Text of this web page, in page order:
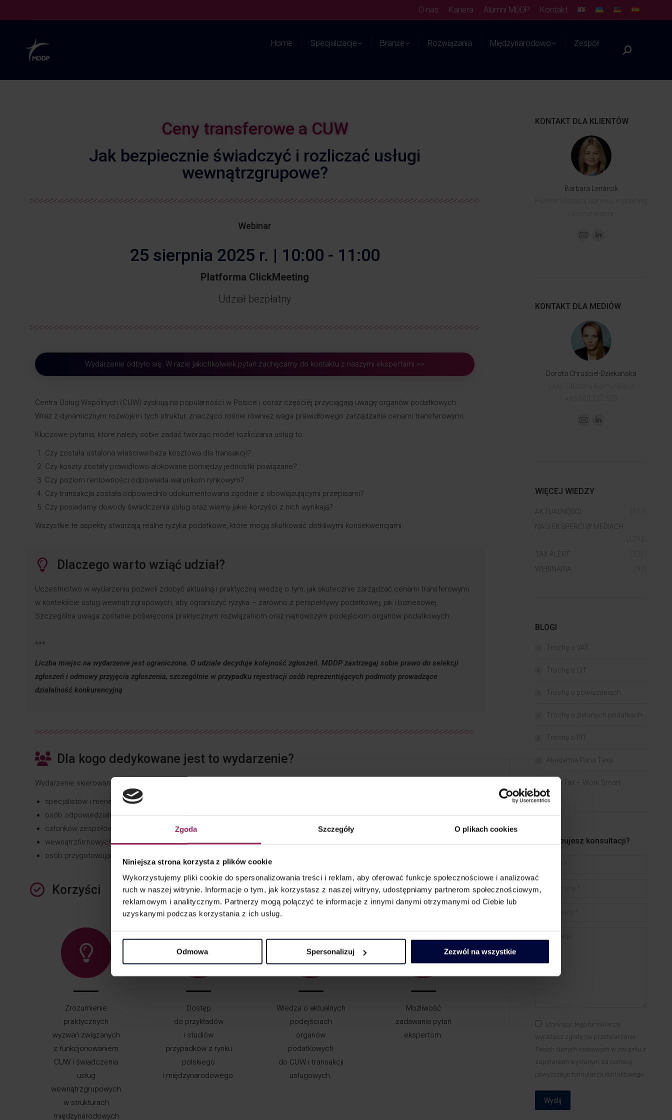
Zgoda Szczegóły O plikach cookies
Niniejsza strona korzysta z plików cookie
Wykorzystujemy pliki cookie do spersonalizowania treści i reklam, aby oferować funkcje społecznościowe i analizować
ruch w naszej witrynie. Informacje o tym, jak korzystasz z naszej witryny, udostępniamy partnerom społecznościowym,
reklamowym i analitycznym. Partnerzy mogą połączyć te informacje z innymi danymi otrzymanymi od Ciebie lub
uzyskanymi podczas korzystania z ich usług.
Odmowa Spersonalizuj Zezwól na wszystkie
O nas Kariera Alumni MDDP Kontakt
Home Specjalizacje Branże Rozwiązania Międzynarodowo Zespół
Ceny transferowe a CUW
Jak bezpiecznie świadczyć i rozliczać usługi
wewnątrzgrupowe?
Webinar
25 sierpnia 2025 r. | 10:00 - 11:00
Platforma ClickMeeting
Udział bezpłatny
Wydarzenie odbyło się. W razie jakichkolwiek pytań zachęcamy do kontaktu z naszymi ekspertami >>
Centra Usług Wspólnych (CUW) zyskują na popularności w Polsce i coraz częściej przyciągają uwagę organów podatkowych.
Wraz z dynamicznym rozwojem tych struktur, znacząco rośnie również waga prawidłowego zarządzania cenami transferowymi.
Kluczowe pytania, które należy sobie zadać tworząc model rozliczania usług to:
Czy została ustalona właściwa baza kosztowa dla transakcji?
Czy koszty zostały prawidłowo alokowane pomiędzy jednostki powiązane?
Czy poziom rentowności odpowiada warunkom rynkowym?
Czy transakcja została odpowiednio udokumentowana zgodnie z obowiązującymi przepisami?
Czy posiadamy dowody świadczenia usług oraz wiemy jakie korzyści z nich wynikają?
Wszystkie te aspekty stwarzają realne ryzyka podatkowe, które mogą skutkować dotkliwymi konsekwencjami.
Dlaczego warto wziąć udział?
Uczestnictwo w wydarzeniu pozwoli zdobyć aktualną i praktyczną wiedzę o tym, jak skutecznie zarządzać cenami transferowymi
w kontekście usług wewnątrzgrupowych, aby ograniczyć ryzyka – zarówno z perspektywy podatkowej, jak i biznesowej.
Szczególna uwaga zostanie poświęcona praktycznym rozwiązaniom oraz najnowszym podejściom organów podatkowych.
***
Liczba miejsc na wydarzenie jest ograniczona. O udziale decyduje kolejność zgłoszeń. MDDP zastrzegaj sobie prawo do selekcji
zgłoszeń i odmowy przyjęcia zgłoszenia, szczególnie w przypadku rejestracji osób reprezentujących podmioty prowadzące
działalność konkurencyjną
Dla kogo dedykowane jest to wydarzenie?
Wydarzenie skierowane jest do:
specjalistów i menedżerów ds. podatków i finansów,
osób odpowiedzialnych za rozliczenia między jednostkami powiązanymi,
członków zespołów CUW,
wewnątrzfirmowych doradców podatkowych i audytorów,
osób przygotowujących dokumentację cen transferowych.
Korzyści
Zrozumienie
praktycznych
wyzwań związanych
z funkcjonowaniem
CUW i świadczenia
usług
wewnątrzgrupowych
w strukturach
międzynarodowych
Dostęp
do przykładów
i studiów
przypadków z rynku
polskiego
i międzynarodowego.
Wiedza o aktualnych
podejściach
organów
podatkowych
do CUW i transakcji
usługowych.
Możliwość
zadawania pytań
ekspertom.
KONTAKT DLA KLIENTÓW
Barbara Lenarcik
KONTAKT DLA MEDIÓW
Dorota Chruściel-Dziekańska
WIĘCEJ WIEDZY
AKTUALNOŚCI
NASI EKSPERCI W MEDIACH
TAX ALERT
WEBINARIA
BLOGI
Trochę o VAT
Trochę o CIT
Trochę o powiązaniach​
Trochę o zielonych podatkach
Trochę o PIT
Akademia Pana Taxa
Tech Tax – Work Smart
Potrzebujesz konsultacji?
Message
Używając tego formularza
wyrażasz zgodę na przetwarzanie
Twoich danych osobowych w związku z
zapytaniem wysłanym za pomocą
powyższego formularza kontaktowego
Wyślij